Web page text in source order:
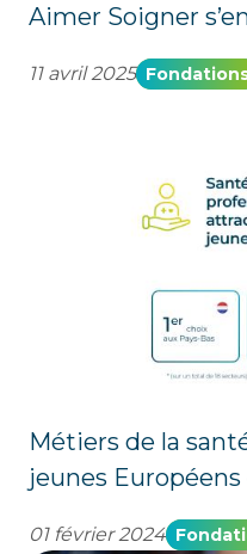
Aimer Soigner
11 avril 2025
Métiers de la
jeunes
01 février 2024